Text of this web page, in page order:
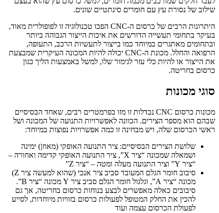
שילוב של נסורת עץ עם חומרים סינתטיים שונים.
היתרונות הרבים של כרסום ה-CNC הפכו טכנולוגיה זו לפופולרית מאוד,
בעיקר בתחומי תעשייה הדורשים את איכות הייצור הגבוהה ביותר
ובתחומים מאתגרים במיוחד כמו בייצור לתעשיות הרכב, התעופה,
הרפואה והחלל. מכונת ה-CNC יכולה להיות המכונה העיקרית שמבצעת
את הייצור או להיות כלי עזר לגימור שלו, למשל באמצעות הליך כגון
כרסום בחריטה.
סוגי מכונות
מכונות כרסום CNC נבדלות זו מזו בפרמטרים רבים, שאחד הבסיסיים
שבהם הוא מספר הצירים. הכוונה לאפשרויות התנועה של המכונה ושל
ראשי הכרסום שלה, ויש מבחינה זו כמה אפשרויות נפוצות במיוחד:
שלושת הצירים הבסיסיים: ציר התנועה האופקי (מאוזן) ימינה
ושמאלה שמכונה “ציר X”, ציר התנועה האופקי קדימה ואחורה –
“ציר Y” וציר התנועה מעלה ומטה – “ציר Z”
סיבוב חומר הגלם המעובד סביב ציר אנכי (שהוא למעשה ציר Z)
מכונה “ציר A”, וגלגול חומר הגלם סביב ציר Y מכונה “ציר B”.
סיבובים כאלה מאפשרים לבצע בנוחות כרסום בחריטה, אך גם
להכין את החלק המטופל לפעולות כרסום בזוויות מיוחדות, לסייע
לפעולת הכרסום עצמה ועוד